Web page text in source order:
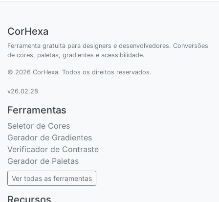
CorHexa
Ferramenta gratuita para designers e desenvolvedores. Conversões
de cores, paletas, gradientes e acessibilidade.
© 2026 CorHexa. Todos os direitos reservados.
v26.02.28
Ferramentas
Seletor de Cores
Gerador de Gradientes
Verificador de Contraste
Gerador de Paletas
Ver todas as ferramentas
Recursos